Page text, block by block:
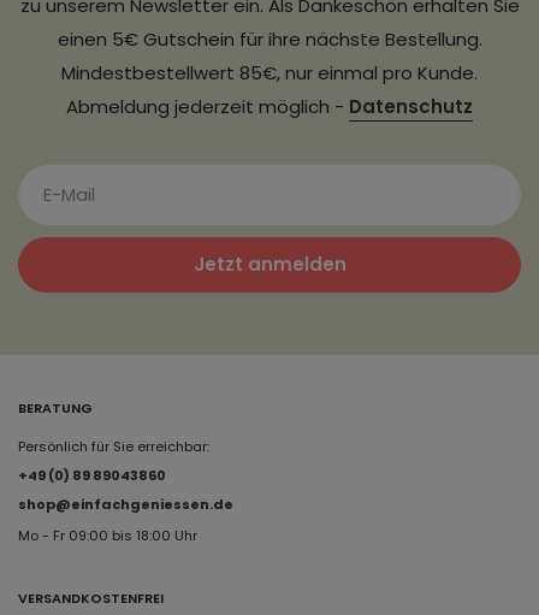
einen 5€ Gutschein für ihre nächste Bestellung.
Mindestbestellwert 85€, nur einmal pro Kunde.
Abmeldung jederzeit möglich - Datenschutz
Jetzt anmelden
BERATUNG
Persönlich für Sie erreichbar:
+49 (0) 89 89043860
shop@einfachgeniessen.de
Mo - Fr 09:00 bis 18:00 Uhr
VERSANDKOSTENFREI